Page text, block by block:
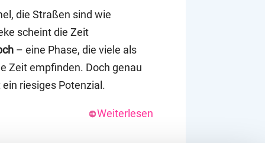
die Straßen sind wie
scheint die Zeit
– eine Phase, die viele als
Zeit empfinden. Doch genau
riesiges Potenzial.
Weiterlesen